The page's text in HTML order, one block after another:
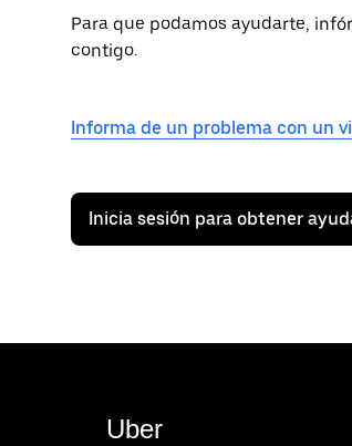
Para que podamos ayudarte,
contigo.
Informa de un problema con un
Inicia sesión para obtener
Uber